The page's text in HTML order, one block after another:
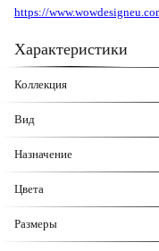
https://
Характеристики
Коллекция
Вид
Назначение
Цвета
Размеры